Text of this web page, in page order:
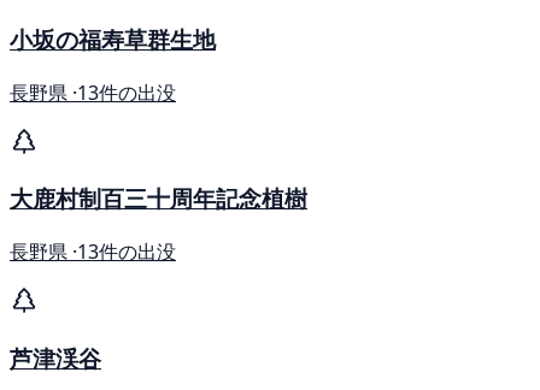
小坂の福寿草群生地
長野県 ·13件の出没
大鹿村制百三十周年記念植樹
長野県 ·13件の出没
芦津渓谷